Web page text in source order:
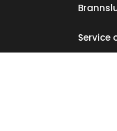
Skip to main content
Service